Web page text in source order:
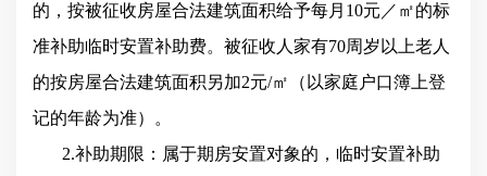
的，按被征收房屋合法建筑面积给予每月10元／㎡的标
准补助临时安置补助费。被征收人家有70周岁以上老人
的按房屋合法建筑面积另加2元/㎡（以家庭户口簿上登
记的年龄为准）。
2.补助期限：属于期房安置对象的，临时安置补助